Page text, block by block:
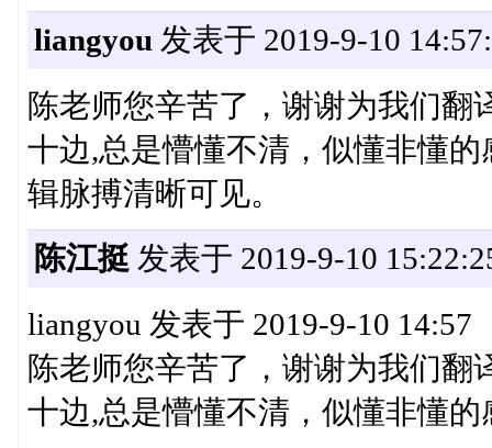
liangyou 发表于 2019-9-10
陈老师您辛苦了，谢谢为我们翻
十边,总是懵懂不清，似懂非懂
辑脉搏清晰可见。
陈江挺 发表于 2019-9-10
liangyou 发表于 2019-9-10 14:57
陈老师您辛苦了，谢谢为我们翻
十边,总是懵懂不清，似懂非懂的